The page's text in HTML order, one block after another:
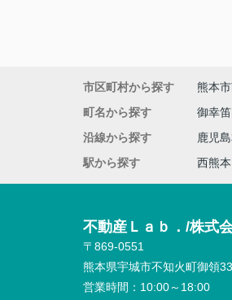
市区町村から探す 熊本
町名から探す
御幸笛
沿線から探す
鹿児
駅から探す
西熊本
不動産Ｌａｂ．/株式
〒869-0551
熊本県宇城市不知火町御領
営業時間： 10:00～18:00